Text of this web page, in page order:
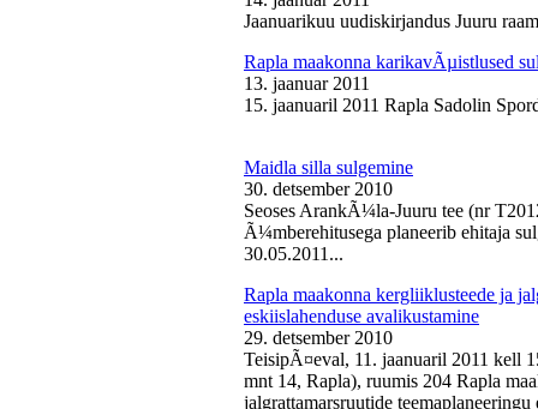
Jaanuarikuu uudiskirjandus Juuru
Rapla maakonna karikavÃµistlused
13. jaanuar 2011
15. jaanuaril 2011 Rapla Sadolin
Maidla silla sulgemine
30. detsember 2010
Seoses ArankÃ¼la-Juuru tee (nr
Ã¼mberehitusega planeerib ehitaja
30.05.2011...
Rapla maakonna kergliiklusteede ja
eskiislahenduse avalikustamine
29. detsember 2010
TeisipÃ¤eval, 11. jaanuaril 2011 kell
mnt 14, Rapla), ruumis 204 Rapla
jalgrattamarsruutide